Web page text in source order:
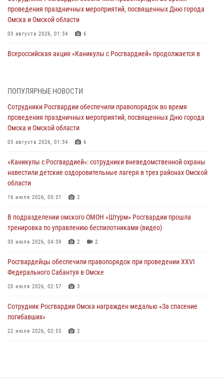
проведения праздничных мероприятий, посвященных Дню города
Омска и Омской области
03 августа 2026, 01:34 6
Всероссийская акция «Каникулы с Росгвардией» продолжается в
тренировка по управлению беспилотниками (видео)
30 июля 2026, 04:39 2
Росгвардия обеспечила безопасность уникального передвижного
29 июля 2026, 01:49
Росгвардейцы приняли участие в крестном ходе в День крещения
Руси в Омске
При содействии спецназа Росгвардии пресечены нарушения
миграционного законодательства в Омске (видео)
ПОПУЛЯРНЫЕ НОВОСТИ
Сотрудники Росгвардии обеспечили правопорядок во время
проведения праздничных мероприятий, посвященных Дню города
Омска и Омской области
03 августа 2026, 01:34 6
«Каникулы с Росгвардией»: сотрудники вневедомственной охраны
навестили детские оздоровительные лагеря в трех районах Омской
области
16 июля 2026, 05:31 2
В подразделении омского ОМОН «Штурм» Росгвардии прошла
тренировка по управлению беспилотниками (видео)
30 июля 2026, 04:39 2 2
Росгвардейцы обеcпечили правопорядок при проведении XXVI
Федерального Сабантуя в Омске
20 июля 2026, 02:57 3
Сотрудник Росгвардии Омска награжден медалью «За спасение
погибавших»
22 июля 2026, 02:55 2